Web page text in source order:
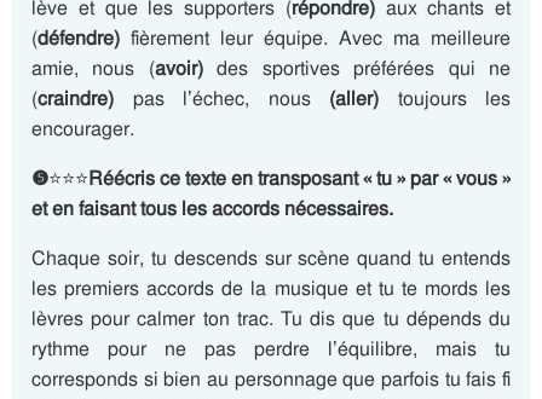
lève et que les supporters (répondre)aux chants et
(défendre) fièrement leur équipe. Avec ma meilleure
amie, nous (avoir)des sportives préférées qui ne
(craindre) pas l’échec, nous (aller) toujours les
encourager.
❺⭐⭐⭐Réécris ce texte en transposant « tu » par « vous »
et en faisant tous les accords nécessaires.
Chaque soir, tu descends sur scène quand tu entends
les premiers accords de la musique et tu te mords les
lèvres pour calmer ton trac. Tu dis que tu dépends du
rythme pour ne pas perdre l’équilibre, mais tu
corresponds si bien au personnage que parfois tu fais fi